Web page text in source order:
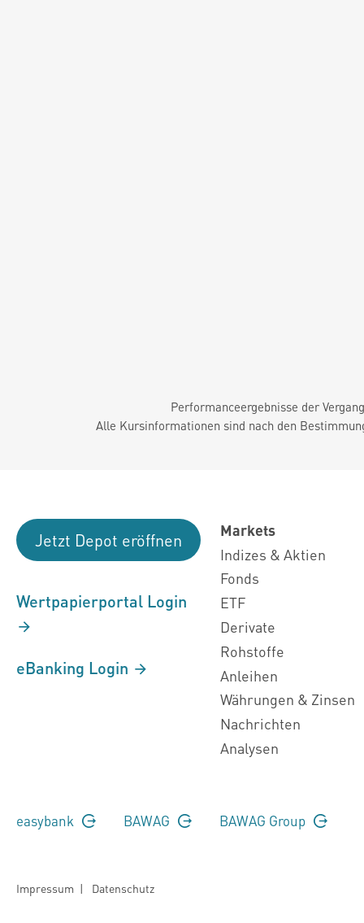
Performanceergebnisse der
Alle Kursinformationen sind nach den
Jetzt Depot eröffnen
Wertpapierportal Login
eBanking Login
Markets
Indizes & Aktien
Fonds
ETF
Derivate
Rohstoffe
Anleihen
Währungen & Zinsen
Nachrichten
Analysen
easybank BAWAG BAWAG Group
Impressum | Datenschutz